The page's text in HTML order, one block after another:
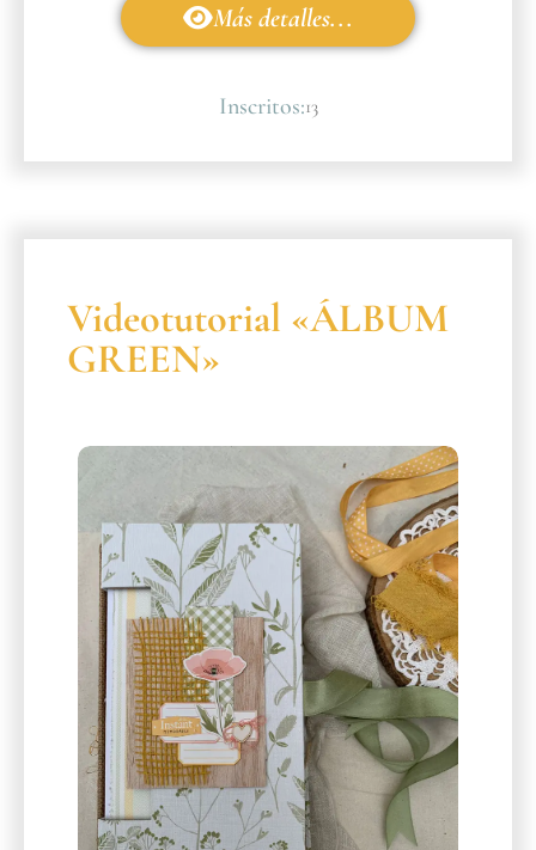
Más detalles...
Inscritos:13
Videotutorial «ÁLBUM
GREEN»